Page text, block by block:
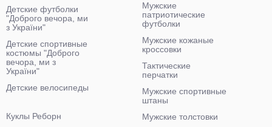
Детские футболки
"Доброго вечора, ми
з України"
Детские спортивные
костюмы "Доброго
вечора, ми з
України"
Детские велосипеды
Мужские
патриотические
футболки
Мужские кожаные
кроссовки
Тактические
перчатки
Мужские спортивные
штаны
Мужские толстовки
Куклы Реборн